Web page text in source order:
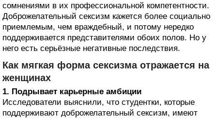
сомнениями в их профессиональной компетентности.
Доброжелательный сексизм кажется более социально
приемлемым, чем враждебный, и потому нередко
поддерживается представителями обоих полов. Но у
него есть серьёзные негативные последствия.
Как мягкая форма сексизма отражается на
женщинах
1. Подрывает карьерные амбиции
Исследователи выяснили, что студентки, которые
поддерживают доброжелательный сексизм, имеют